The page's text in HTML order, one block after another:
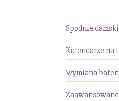
Spodnie
Kalendarze na
Wymiana